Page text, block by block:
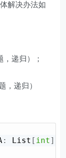
解决办法如
递归）；
，递归）
: List [ int ]